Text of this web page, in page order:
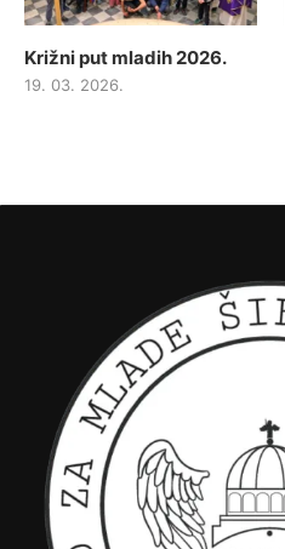
Križni put mladih 2026.
19. 03. 2026.